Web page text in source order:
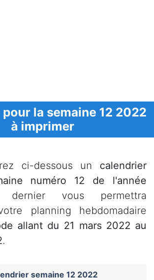
la semaine 12 2022
à imprimer
ci-dessous un calendrier
numéro 12 de l'année
vous permettra
planning hebdomadaire
allant du 21 mars 2022 au
.
semaine 12 2022